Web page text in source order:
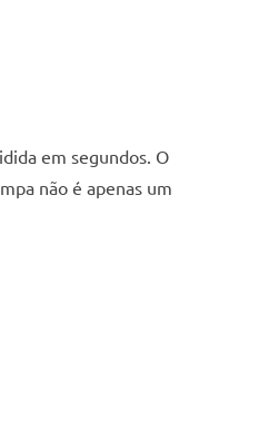
em segundos. O
não é apenas um
FRAGRÂNCIA EM OBJETO DE